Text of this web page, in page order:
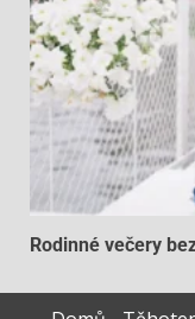
Rodinné večery